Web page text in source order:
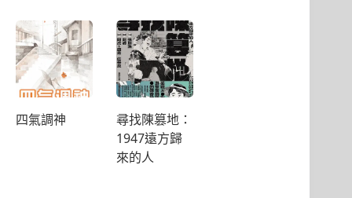
四氣調神
尋找陳篡地：
1947遠方歸
來的人